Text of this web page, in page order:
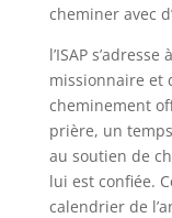
cheminer avec
l’ISAP
missionnaire et
cheminement
prière, un
au soutien de
lui est confiée.
calendrier de